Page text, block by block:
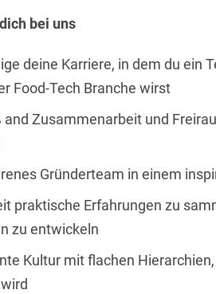
bei uns
deine Karriere, in dem du ein
Food-Tech Branche wirst
and Zusammenarbeit und
Gründerteam in einem
praktische Erfahrungen zu
zu entwickeln
Kultur mit flachen